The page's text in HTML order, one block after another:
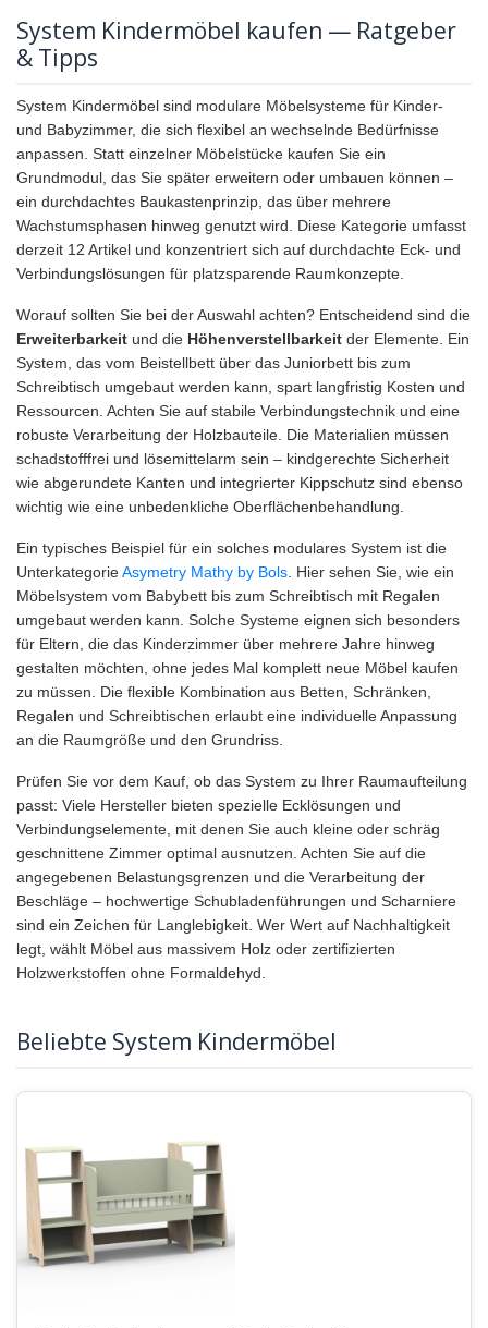
System Kindermöbel kaufen — Ratgeber
& Tipps
System Kindermöbel sind modulare Möbelsysteme für Kinder-
und Babyzimmer, die sich flexibel an wechselnde Bedürfnisse
anpassen. Statt einzelner Möbelstücke kaufen Sie ein
Grundmodul, das Sie später erweitern oder umbauen können –
ein durchdachtes Baukastenprinzip, das über mehrere
Wachstumsphasen hinweg genutzt wird. Diese Kategorie umfasst
derzeit 12 Artikel und konzentriert sich auf durchdachte Eck- und
Verbindungslösungen für platzsparende Raumkonzepte.
Worauf sollten Sie bei der Auswahl achten? Entscheidend sind die
Erweiterbarkeit und die Höhenverstellbarkeit der Elemente. Ein
System, das vom Beistellbett über das Juniorbett bis zum
Schreibtisch umgebaut werden kann, spart langfristig Kosten und
Ressourcen. Achten Sie auf stabile Verbindungstechnik und eine
robuste Verarbeitung der Holzbauteile. Die Materialien müssen
schadstofffrei und lösemittelarm sein – kindgerechte Sicherheit
wie abgerundete Kanten und integrierter Kippschutz sind ebenso
wichtig wie eine unbedenkliche Oberflächenbehandlung.
Ein typisches Beispiel für ein solches modulares System ist die
UnterkategorieAsymetry Mathy by Bols . Hier sehen Sie, wie ein
Möbelsystem vom Babybett bis zum Schreibtisch mit Regalen
umgebaut werden kann. Solche Systeme eignen sich besonders
für Eltern, die das Kinderzimmer über mehrere Jahre hinweg
gestalten möchten, ohne jedes Mal komplett neue Möbel kaufen
zu müssen. Die flexible Kombination aus Betten, Schränken,
Regalen und Schreibtischen erlaubt eine individuelle Anpassung
an die Raumgröße und den Grundriss.
Prüfen Sie vor dem Kauf, ob das System zu Ihrer Raumaufteilung
passt: Viele Hersteller bieten spezielle Ecklösungen und
Verbindungselemente, mit denen Sie auch kleine oder schräg
geschnittene Zimmer optimal ausnutzen. Achten Sie auf die
angegebenen Belastungsgrenzen und die Verarbeitung der
Beschläge – hochwertige Schubladenführungen und Scharniere
sind ein Zeichen für Langlebigkeit. Wer Wert auf Nachhaltigkeit
legt, wählt Möbel aus massivem Holz oder zertifizierten
Holzwerkstoffen ohne Formaldehyd.
Beliebte System Kindermöbel